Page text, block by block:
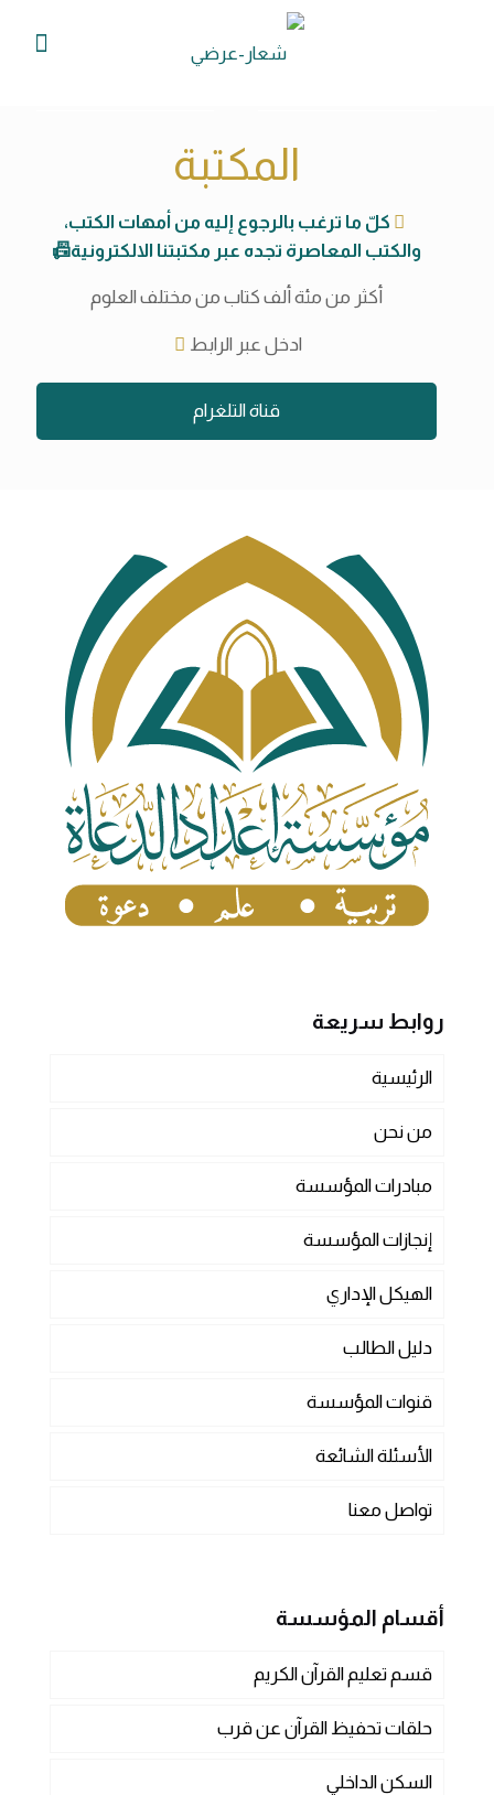
المكتبة
كلّ ما ترغب بالرجوع إليه من أمهات الكتب،
والكتب المعاصرة تجده عبر مكتبتنا الالكترونية📠
أكثر من مئة ألف كتاب من مختلف العلوم
ادخل عبر الرابط
قناة التلغرام
روابط سريعة
الرئيسية
من نحن
مبادرات المؤسسة
إنجازات المؤسسة
الهيكل الإداري
دليل الطالب
قنوات المؤسسة
الأسئلة الشائعة
تواصل معنا
أقسام المؤسسة
قسم تعليم القرآن الكريم
حلقات تحفيظ القرآن عن قرب
السكن الداخلي